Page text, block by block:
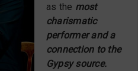
as the most
charismatic
performer and a
connection to the
Gypsy source.